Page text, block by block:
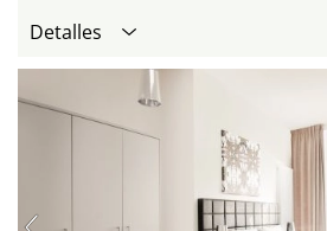
Detalles